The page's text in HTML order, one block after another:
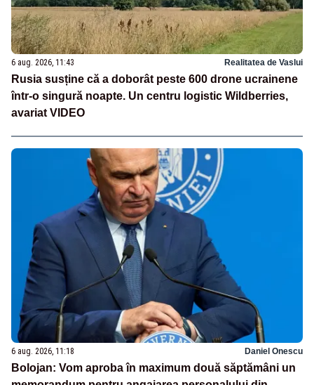
6 aug. 2026, 11:43 Realitatea de Vaslui
Rusia susține că a doborât peste 600 drone ucrainene
într-o singură noapte. Un centru logistic Wildberries,
avariat VIDEO
6 aug. 2026, 11:18 Daniel Onescu
Bolojan: Vom aproba în maximum două săptămâni un